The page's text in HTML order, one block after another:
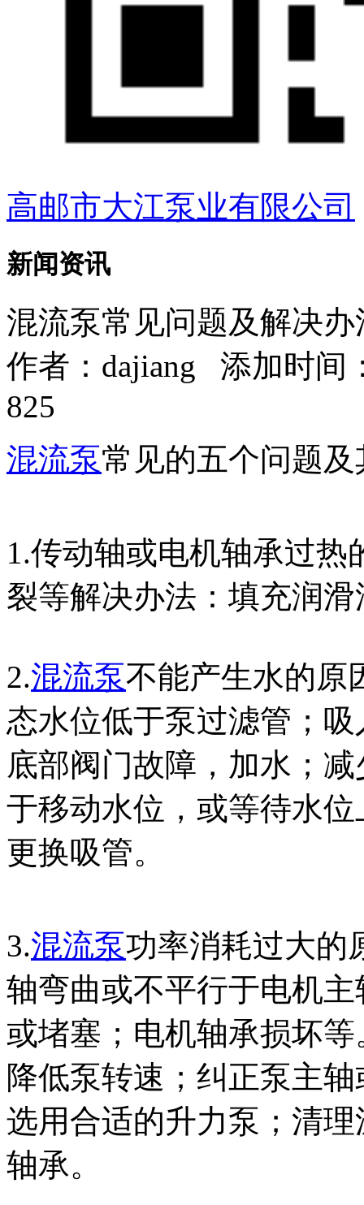
高邮市大江泵业有限公司
新闻资讯
混流泵常见问题及解决办
作者： dajiang 添加时间
825
混流泵常见的五个问题
1.传动轴或电机轴承过
裂等解决办法：填充润
2.混流泵不能产生水的原
态水位低于泵过滤管；
底部阀门故障，加水；
于移动水位，或等待水
更换吸管。
3.混流泵功率消耗过大的
轴弯曲或不平行于电机
或堵塞；电机轴承损坏
降低泵转速；纠正泵主
选用合适的升力泵；清
轴承。